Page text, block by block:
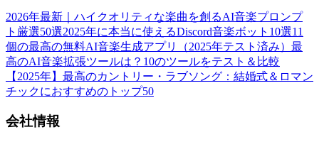
2026年最新｜ハイクオリティな楽曲を創るAI音楽プロンプ
ト厳選50選2025年に本当に使えるDiscord音楽ボット10選11
個の最高の無料AI音楽生成アプリ（2025年テスト済み） 最
高のAI音楽拡張ツールは？10のツールをテスト＆比較
【2025年】 最高のカントリー・ラブソング：結婚式＆ロマン
チックにおすすめのトップ50
会社情報